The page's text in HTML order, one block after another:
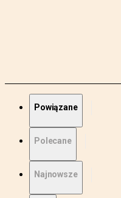
Powiązane
Polecane
Najnowsze